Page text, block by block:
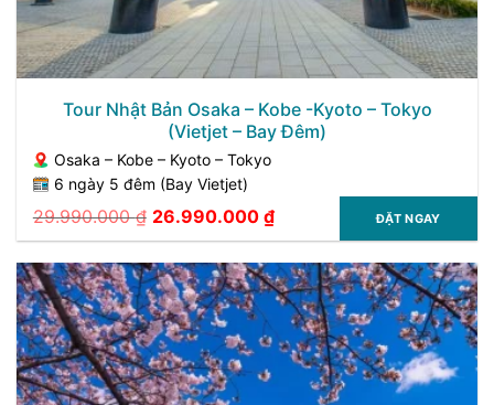
Tour Nhật Bản Osaka – Kobe -Kyoto – Tokyo
(Vietjet – Bay Đêm)
Osaka – Kobe – Kyoto – Tokyo
6 ngày 5 đêm (Bay Vietjet)
29.990.000₫ Giá
gốc
là:
29.990.000 ₫.
26.990.000 ₫
Giá
hiện
tại
là:
26.990.000 ₫.
ĐẶT NGAY